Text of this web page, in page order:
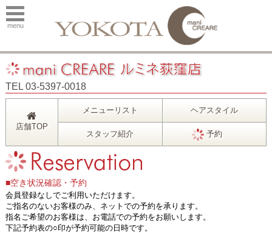
menu
TEL 03-5397-0018
店舗TOP
メニューリスト ヘアスタイル
スタッフ紹介 予約
■空き状況確認・予約
会員登録なしでご利用いただけます。
ご指名のないお客様のみ、ネットでの予約を承ります。
指名ご希望のお客様は、お電話での予約をお願いします。
下記予約表の○印が予約可能の日時です。